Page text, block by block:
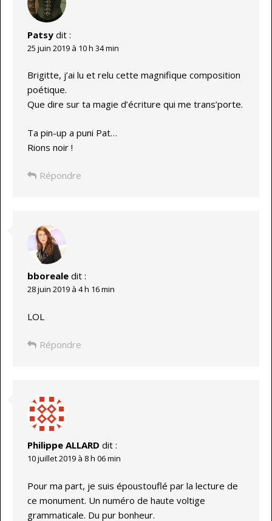
Patsy dit :
25 juin 2019 à 10 h 34 min
Brigitte, j’ai lu et relu cette magnifique composition
poétique.
Que dire sur ta magie d’écriture qui me trans’porte.
Ta pin-up a puni Pat…
Rions noir !
Répondre
bboreale dit :
28 juin 2019 à 4 h 16 min
LOL
Répondre
Philippe ALLARD dit :
10 juillet 2019 à 8 h 06 min
Pour ma part, je suis époustouflé par la lecture de
ce monument. Un numéro de haute voltige
grammaticale. Du pur bonheur.